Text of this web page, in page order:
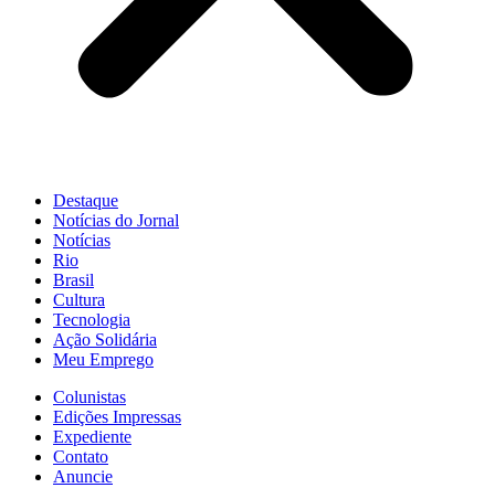
Destaque
Notícias do Jornal
Notícias
Rio
Brasil
Cultura
Tecnologia
Ação Solidária
Meu Emprego
Colunistas
Edições Impressas
Expediente
Contato
Anuncie